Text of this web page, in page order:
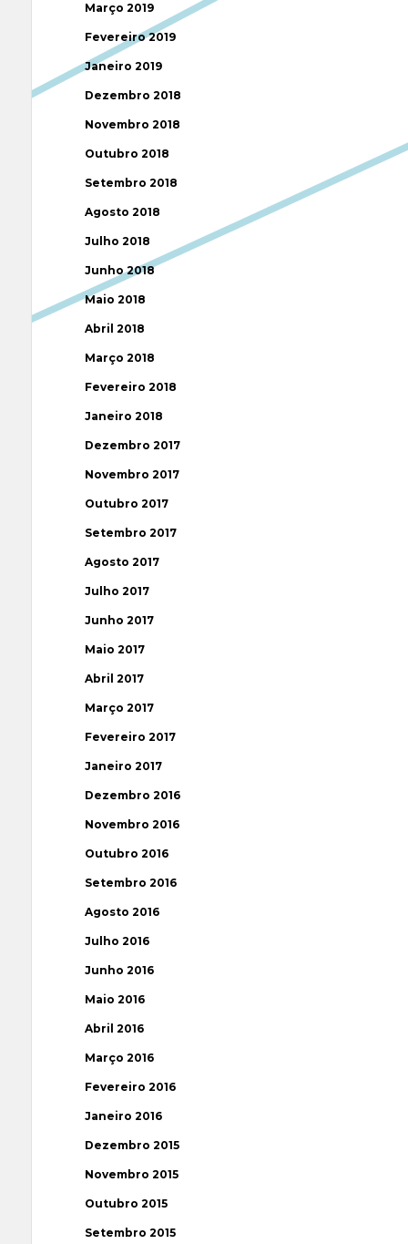
Março 2019
Fevereiro 2019
Janeiro 2019
Dezembro 2018
Novembro 2018
Outubro 2018
Setembro 2018
Agosto 2018
Julho 2018
Junho 2018
Maio 2018
Abril 2018
Março 2018
Fevereiro 2018
Janeiro 2018
Dezembro 2017
Novembro 2017
Outubro 2017
Setembro 2017
Agosto 2017
Julho 2017
Junho 2017
Maio 2017
Abril 2017
Março 2017
Fevereiro 2017
Janeiro 2017
Dezembro 2016
Novembro 2016
Outubro 2016
Setembro 2016
Agosto 2016
Julho 2016
Junho 2016
Maio 2016
Abril 2016
Março 2016
Fevereiro 2016
Janeiro 2016
Dezembro 2015
Novembro 2015
Outubro 2015
Setembro 2015